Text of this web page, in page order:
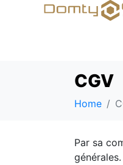
CGV
Home
Par sa
générales.